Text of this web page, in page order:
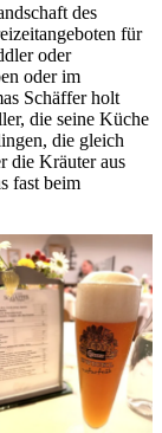
des
für
oder
oder im
Schäffer holt
die seine Küche
die gleich
die Kräuter aus
fast beim